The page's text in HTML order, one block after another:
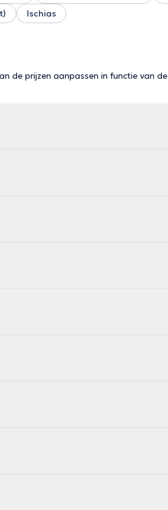
Ischias
de prijzen aanpassen in functie van de